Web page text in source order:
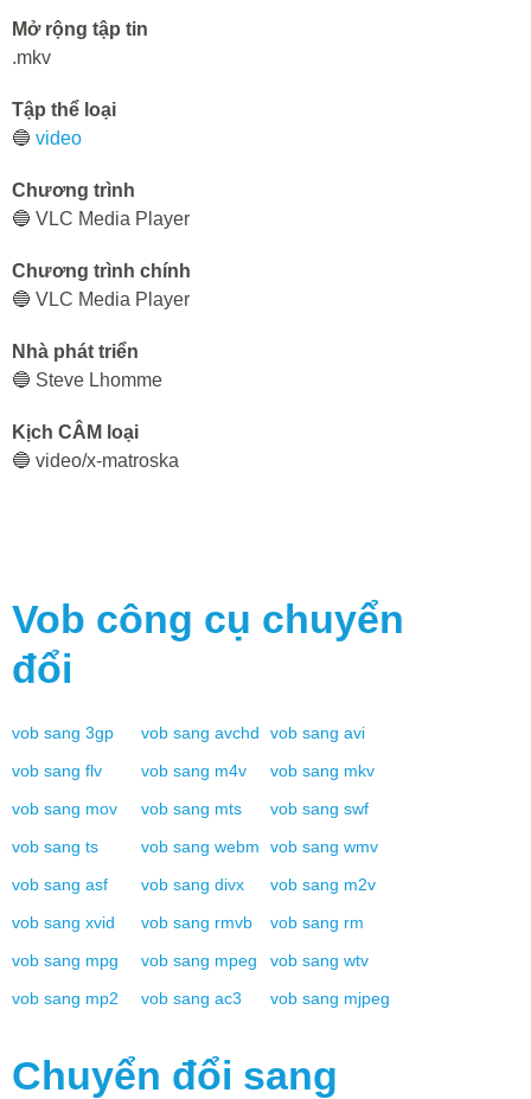
Mở rộng tập tin
.mkv
Tập thể loại
🔵 video
Chương trình
🔵 VLC Media Player
Chương trình chính
🔵 VLC Media Player
Nhà phát triển
🔵 Steve Lhomme
Kịch CÂM loại
🔵 video/x-matroska
Vob công cụ chuyển
đổi
vob sang 3gp vob sang avchd vob sang avi
vob sang flv vob sang m4v vob sang mkv
vob sang mov vob sang mts vob sang swf
vob sang ts vob sang webm vob sang wmv
vob sang asf vob sang divx vob sang m2v
vob sang xvid vob sang rmvb vob sang rm
vob sang mpg vob sang mpeg vob sang wtv
vob sang mp2 vob sang ac3 vob sang mjpeg
Chuyển đổi sang